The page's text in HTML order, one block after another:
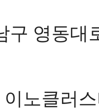
구 영동대
노클러